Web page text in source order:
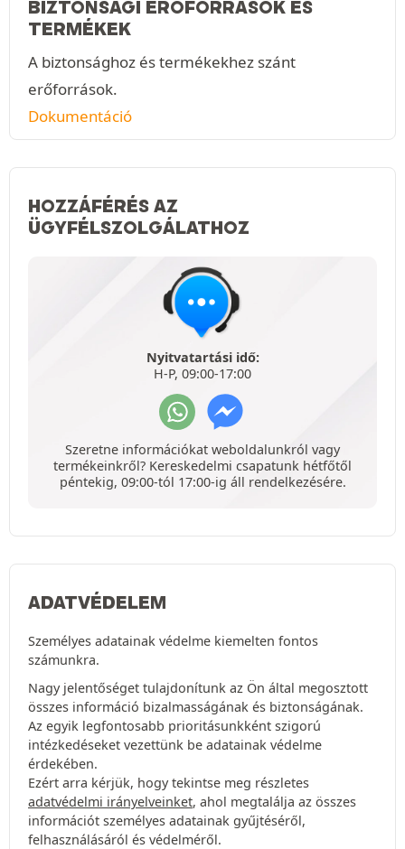
BIZTONSÁGI ERŐFORRÁSOK ÉS
TERMÉKEK
A biztonsághoz és termékekhez szánt
erőforrások.
Dokumentáció
HOZZÁFÉRÉS AZ
ÜGYFÉLSZOLGÁLATHOZ
Nyitvatartási idő:
H-P, 09:00-17:00
Szeretne információkat weboldalunkról vagy
termékeinkről? Kereskedelmi csapatunk hétfőtől
péntekig, 09:00-tól 17:00-ig áll rendelkezésére.
ADATVÉDELEM
Személyes adatainak védelme kiemelten fontos
számunkra.
Nagy jelentőséget tulajdonítunk az Ön által megosztott
összes információ bizalmasságának és biztonságának.
Az egyik legfontosabb prioritásunkként szigorú
intézkedéseket vezettünk be adatainak védelme
érdekében.
Ezért arra kérjük, hogy tekintse meg részletes
adatvédelmi irányelveinket, ahol megtalálja az összes
információt személyes adatainak gyűjtéséről,
felhasználásáról és védelméről.